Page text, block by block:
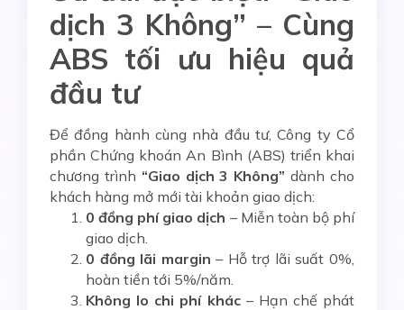
dịch 3 Không” – Cùng
ABS tối ưu hiệu quả
đầu tư
Để đồng hành cùng nhà đầu tư, Công ty Cổ
phần Chứng khoán An Bình (ABS) triển khai
chương trình “Giao dịch 3 Không” dành cho
khách hàng mở mới tài khoản giao dịch:
0 đồng phí giao dịch – Miễn toàn bộ phí
giao dịch.
0 đồng lãi margin – Hỗ trợ lãi suất 0%,
hoàn tiền tới 5%/năm.
Không lo chi phí khác– Hạn chế phát